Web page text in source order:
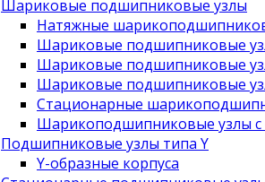
Шариковые подшипниковые узлы
Натяжные
Шариковые подшипниковые
Шариковые подшипниковые
Шариковые подшипниковые
Стационарные
Шарикоподшипниковые узлы
Подшипниковые узлы типа Y
Y-образные корпуса